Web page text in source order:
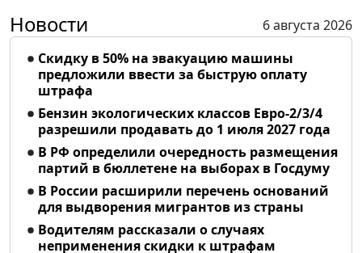
Новости
6 августа 2026
Скидку в 50% на эвакуацию машины
предложили ввести за быструю оплату
штрафа
Бензин экологических классов Евро-2/3/4
разрешили продавать до 1 июля 2027 года
В РФ определили очередность размещения
партий в бюллетене на выборах в Госдуму
В России расширили перечень оснований
для выдворения мигрантов из страны
Водителям рассказали о случаях
неприменения скидки к штрафам